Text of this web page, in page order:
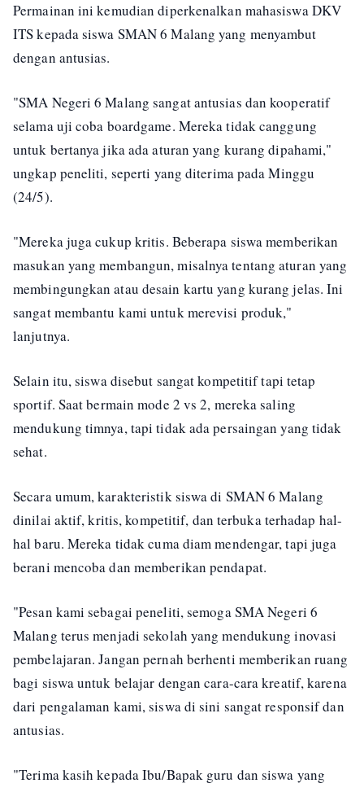
Permainan ini kemudian diperkenalkan mahasiswa DKV
ITS kepada siswa SMAN 6 Malang yang menyambut
dengan antusias.
"SMA Negeri 6 Malang sangat antusias dan kooperatif
selama uji coba boardgame. Mereka tidak canggung
untuk bertanya jika ada aturan yang kurang dipahami,"
ungkap peneliti, seperti yang diterima pada Minggu
(24/5).
"Mereka juga cukup kritis. Beberapa siswa memberikan
masukan yang membangun, misalnya tentang aturan yang
membingungkan atau desain kartu yang kurang jelas. Ini
sangat membantu kami untuk merevisi produk,"
lanjutnya.
Selain itu, siswa disebut sangat kompetitif tapi tetap
sportif. Saat bermain mode 2 vs 2, mereka saling
mendukung timnya, tapi tidak ada persaingan yang tidak
sehat.
Secara umum, karakteristik siswa di SMAN 6 Malang
dinilai aktif, kritis, kompetitif, dan terbuka terhadap hal-
hal baru. Mereka tidak cuma diam mendengar, tapi juga
berani mencoba dan memberikan pendapat.
"Pesan kami sebagai peneliti, semoga SMA Negeri 6
Malang terus menjadi sekolah yang mendukung inovasi
pembelajaran. Jangan pernah berhenti memberikan ruang
bagi siswa untuk belajar dengan cara-cara kreatif, karena
dari pengalaman kami, siswa di sini sangat responsif dan
antusias.
"Terima kasih kepada Ibu/Bapak guru dan siswa yang